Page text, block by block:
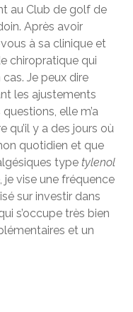
au Club de golf de
Après avoir
à sa clinique et
chiropratique qui
Je peux dire
les ajustements
elle m’a
qu’il y a des jours où
quotidien et que
typetylenol
je vise une fréquence
sur investir dans
s’occupe très bien
et un